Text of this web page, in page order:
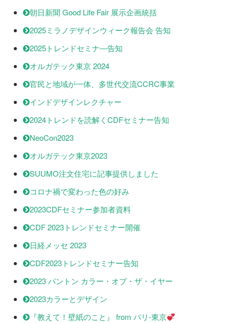
朝日新聞 Good Life Fair 展示企画統括
2025ミラノデザインウィーク報告会 告知
2025トレンドセミナ―告知
オルガテック東京 2024
官民と地域が一体、多世代交流CCRC事業
インドデザインレクチャー
2024トレンドを読解くCDFセミナー告知
NeoCon2023
オルガテック東京2023
SUUMO注文住宅に記事提供しました
コロナ禍で変わった色の好み
2023CDFセミナー参加者資料
CDF 2023トレンドセミナー開催
日経メッセ 2023
CDF2023トレンドセミナー告知
2023 パントン カラー・オブ・ザ・イヤー
2023カラーとデザイン
『教えて！壁紙のこと』 from パリ-東京